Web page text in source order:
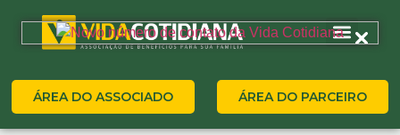
ÁREA DO ASSOCIADO ÁREA DO PARCEIRO